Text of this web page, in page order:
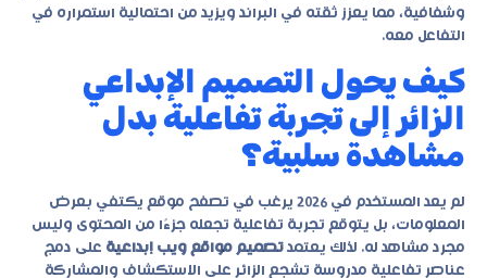
وشفافية، مما يعزز ثقته في البراند ويزيد من احتمالية استمراره في
التفاعل معه.
كيف يحول التصميم الإبداعي
الزائر إلى تجربة تفاعلية بدل
مشاهدة سلبية؟
لم يعد المستخدم في 2026 يرغب في تصفح موقع يكتفي بعرض
المعلومات، بل يتوقع تجربة تفاعلية تجعله جزءًا من المحتوى وليس
مجرد مشاهد له. لذلك يعتمد تصميم مواقع ويب إبداعية على دمج
عناصر تفاعلية مدروسة تشجع الزائر على الاستكشاف والمشاركة